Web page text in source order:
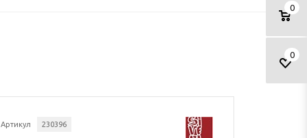
0
0
Артикул 230396